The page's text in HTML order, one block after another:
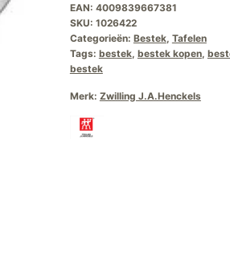
68-
delig
aantal
EAN: 4009839667381
SKU: 1026422
Categorieën: Bestek, Tafelen
Tags: bestek, bestek kopen,
bestek
Merk: Zwilling J.A.Henckels